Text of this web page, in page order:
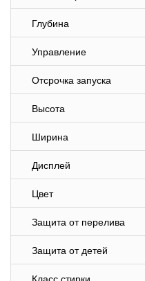
Глубина
Управление
Отсрочка запуска
Высота
Ширина
Дисплей
Цвет
Защита от перелива
Защита от детей